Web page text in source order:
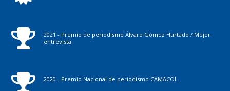
2021 - Premio de periodismo Álvaro Gómez Hurtado / Mejor
entrevista
2020 - Premio Nacional de periodismo CAMACOL